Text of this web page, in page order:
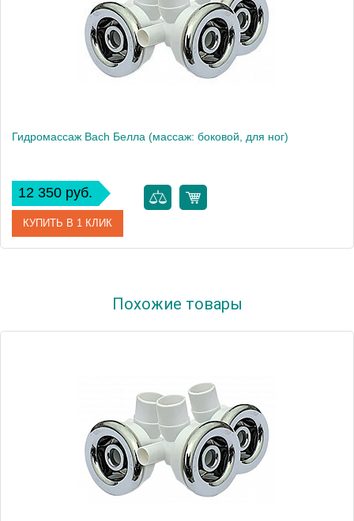
Гидромассаж Bach Белла (массаж: боковой, для ног)
12 350 руб.
КУПИТЬ В 1 КЛИК
Похожие товары